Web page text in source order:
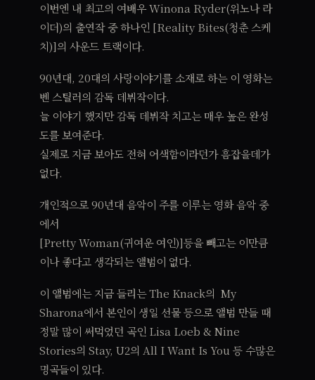
이번엔 내 최고의 여배우 Winona Ryder(위노나 라
이더)의 출연작 중 하나인 [Reality Bites(청춘 스케
치)]의 사운드 트랙이다.
90년대, 20대의 사랑이야기를 소재로 하는 이 영화는
벤 스틸러의 감독 데뷔작이다.
늘 이야기 했지만 감독 데뷔작 치고는 매우 높은 완성
도를 보여준다.
실제로 지금 보아도 전혀 어색함이라던가 흠잡을데가
없다.
개인적으로 90년대 음악이 주를 이루는 영화 음악 중
에서
[Pretty Woman(귀여운 여인)]등을 빼고는 이만큼
이나 좋다고 생각되는 앨범이 없다.
이 앨범에는 지금 들리는 The Knack의 My
Sharona에서 본인이 생일 선물 등으로 앨범 만들 때
정말 많이 써먹었던 곡인 Lisa Loeb & Nine
Stories의 Stay, U2의 All I Want Is You 등 수많은
명곡들이 있다.